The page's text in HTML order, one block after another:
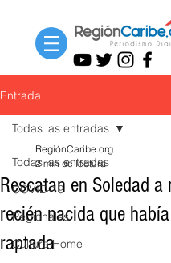
Entrada
Todas las entradas
COVID-19
Regionales
Cultura Home
Todas las entradas
Rescatan en Soledad a
recién nacida que
raptada
RegiónCaribe.org
2 min de lectura